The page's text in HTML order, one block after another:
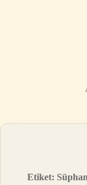
Etiket: